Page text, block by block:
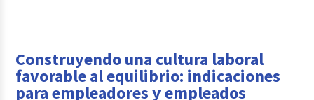
Construyendo una cultura laboral
favorable al equilibrio: indicaciones
para empleadores y empleados